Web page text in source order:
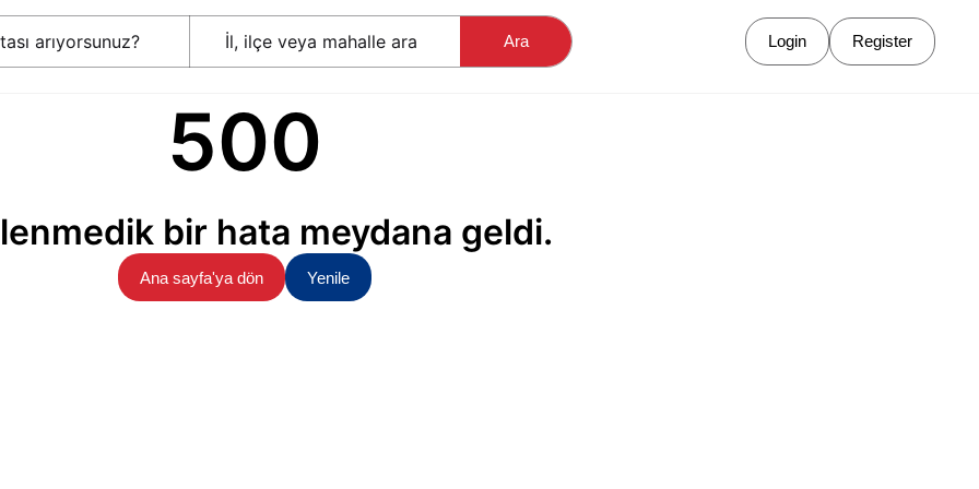
Ara Login Register
500
bir hata meydana geldi.
Ana sayfa'ya dön Yenile